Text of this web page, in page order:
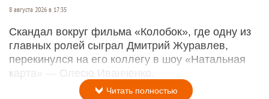
8 августа 2026 в 17:35
Скандал вокруг фильма «Колобок», где одну из
главных ролей сыграл Дмитрий Журавлев,
перекинулся на его коллегу в шоу «Натальная
карта» — Олесю Иванченко.
Читать полностью